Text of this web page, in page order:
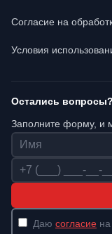
Согласие на
Условия
Остались вопросы?
Заполните форму, и
Имя
Телефон
Даю согласие